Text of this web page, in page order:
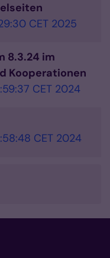
CET 2025
8.3.24 im
Kooperationen
CET 2024
CET 2024